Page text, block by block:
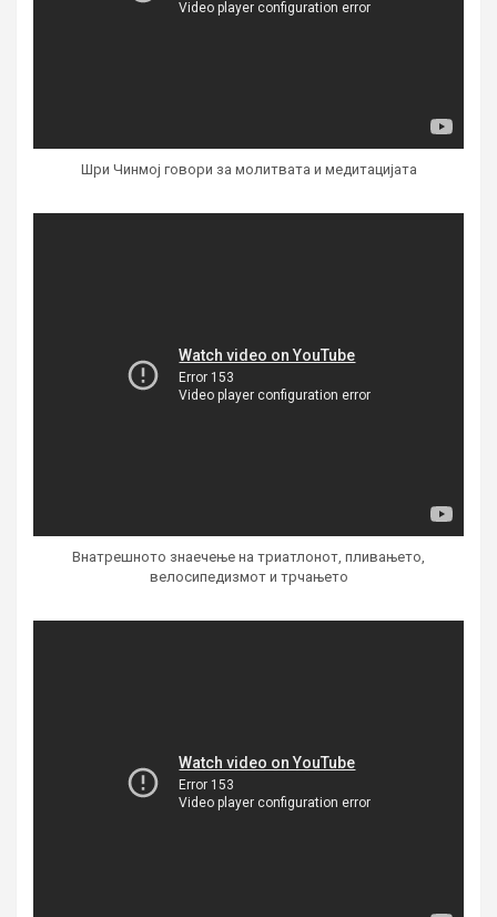
Шри Чинмој говори за молитвата и медитацијата
Внатрешното знаечење на триатлонот, пливањето,
велосипедизмот и трчањето